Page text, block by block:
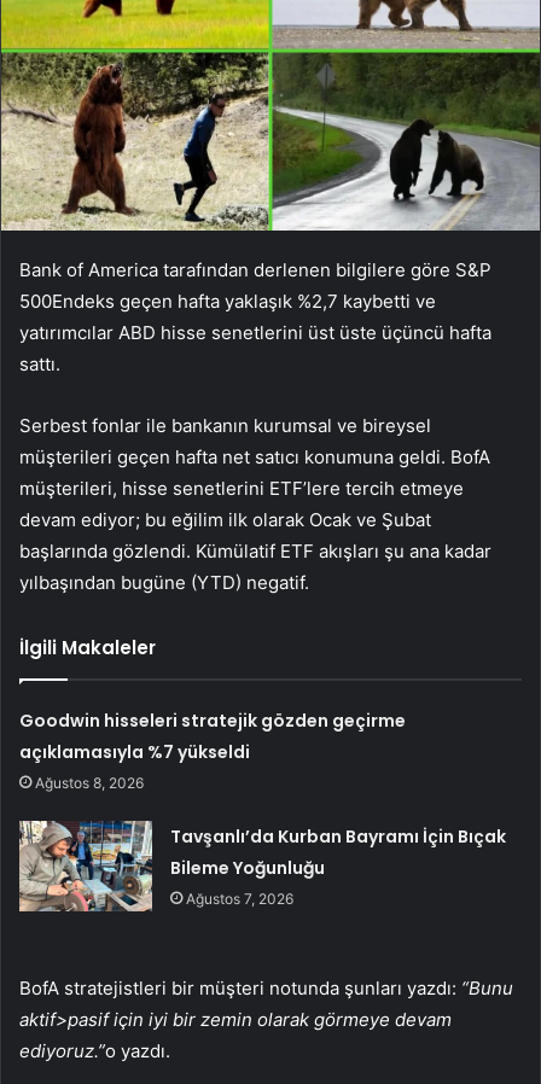
Bank of America tarafından derlenen bilgilere göre S&P
500Endeks geçen hafta yaklaşık %2,7 kaybetti ve
yatırımcılar ABD hisse senetlerini üst üste üçüncü hafta
sattı.
Serbest fonlar ile bankanın kurumsal ve bireysel
müşterileri geçen hafta net satıcı konumuna geldi. BofA
müşterileri, hisse senetlerini ETF’lere tercih etmeye
devam ediyor; bu eğilim ilk olarak Ocak ve Şubat
başlarında gözlendi. Kümülatif ETF akışları şu ana kadar
yılbaşından bugüne (YTD) negatif.
İlgili Makaleler
Goodwin hisseleri stratejik gözden geçirme
açıklamasıyla %7 yükseldi
Ağustos 8, 2026
Tavşanlı’da Kurban Bayramı İçin Bıçak
Bileme Yoğunluğu
Ağustos 7, 2026
BofA stratejistleri bir müşteri notunda şunları yazdı: “Bunu
aktif>pasif için iyi bir zemin olarak görmeye devam
ediyoruz.”o yazdı.